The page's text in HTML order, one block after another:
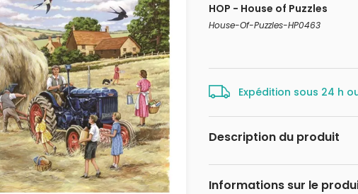
HOP - House of Puzzles
House-Of-Puzzles-HP0463
Expédition sous 24 h
Description du produit
Keith Stapleton
Informations sur le